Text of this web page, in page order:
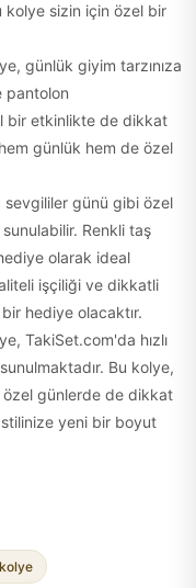
kolye sizin için özel bir
günlük giyim tarzınıza
pantolon
bir etkinlikte de dikkat
günlük hem de özel
sevgililer günü gibi özel
Renkli taş
olarak ideal
işçiliği ve dikkatli
hediye olacaktır.
TakiSet.com'da hızlı
Bu kolye,
özel günlerde de dikkat
stilinize yeni bir boyut